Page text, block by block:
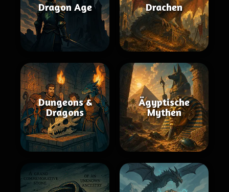
Dragon Age Drachen
Dungeons &
Dragons
Ägyptische
Mythen